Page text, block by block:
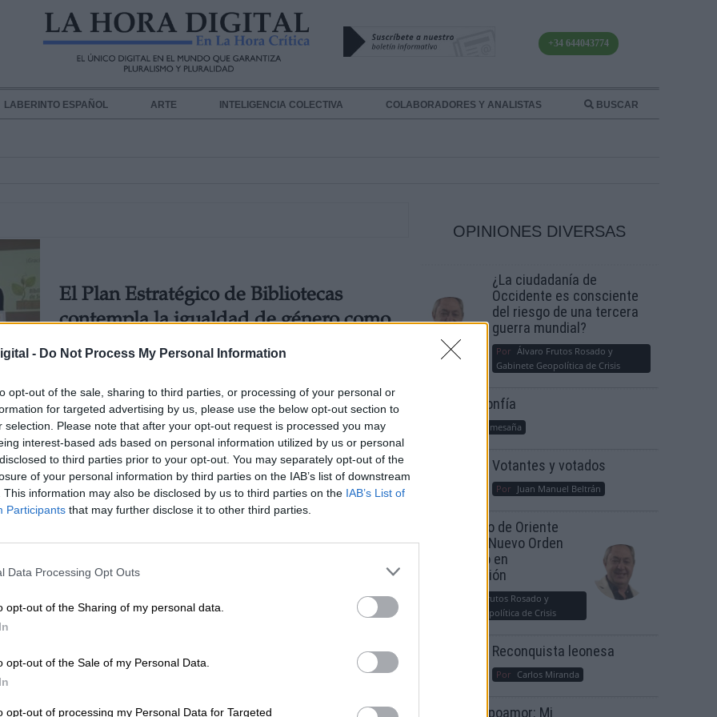
- Do Not Process My Personal Information
opt-out of the sale, sharing to third parties, or processing of your personal or
for targeted advertising by us, please use the below opt-out section to
selection. Please note that after your opt-out request is processed you may
interest-based ads based on personal information utilized by us or personal
to third parties prior to your opt-out. You may separately opt-out of the
of your personal information by third parties on the IAB’s list of downstream
This information may also be disclosed by us to third parties on the IAB’s List of
Participants that may further disclose it to other third parties.
Data Processing Opt Outs
opt-out of the Sharing of my personal data.
opt-out of the Sale of my Personal Data.
opt-out of processing my Personal Data for Targeted
+34 644043774
LABERINTO ESPAÑOL ARTE INTELIGENCIA COLECTIVA COLABORADORES Y ANALISTAS BUSCAR
El Plan Estratégico de Bibliotecas
contempla la igualdad de género como
un pilar fundamental
Iria Galego Castro
viernes, 22 de febrero de 2019
Las bibliotecas públicas de Asturias
PorMiriam Rosco
martes, 23 de abril de 2019
OPINIONES DIVERSAS
¿La ciudadanía de
Occidente es consciente
del riesgo de una tercera
guerra mundial?
Por Álvaro Frutos Rosado y
Gabinete Geopolítica de Crisis
Suelta y confía
María Comesaña
Votantes y votados
Por Juan Manuel Beltrán
El Conflicto de Oriente
Medio: Un Nuevo Orden
Autoritario en
Construcción
Álvaro Frutos Rosado y
Gabinete Geopolítica de Crisis
Reconquista leonesa
Por Carlos Miranda
Clara Campoamor: Mi